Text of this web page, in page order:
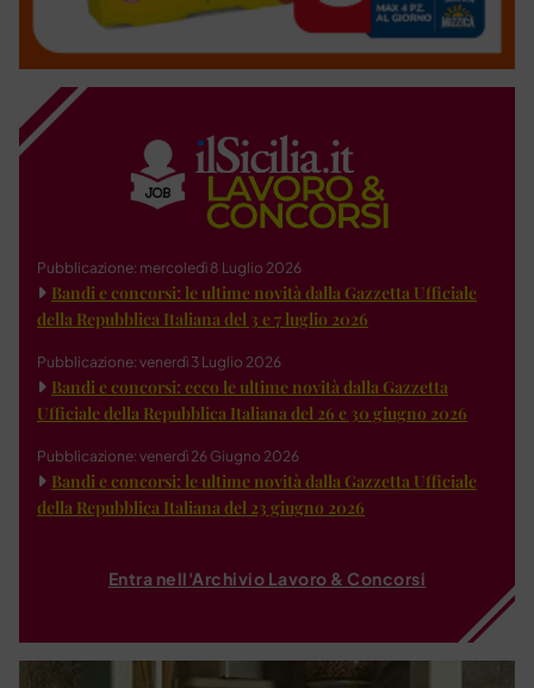
Pubblicazione: mercoledì 8 Luglio 2026
Bandi e concorsi: le ultime novità dalla Gazzetta Ufficiale
della Repubblica Italiana del 3 e 7 luglio 2026
Pubblicazione: venerdì 3 Luglio 2026
Bandi e concorsi: ecco le ultime novità dalla Gazzetta
Ufficiale della Repubblica Italiana del 26 e 30 giugno 2026
Pubblicazione: venerdì 26 Giugno 2026
Bandi e concorsi: le ultime novità dalla Gazzetta Ufficiale
della Repubblica Italiana del 23 giugno 2026
Entra nell'Archivio Lavoro & Concorsi